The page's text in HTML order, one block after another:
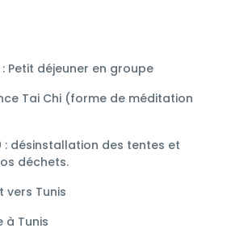
Petit déjeuner en groupe
Tai Chi (forme de méditation
: désinstallation des tentes et
déchets.
vers Tunis
à Tunis